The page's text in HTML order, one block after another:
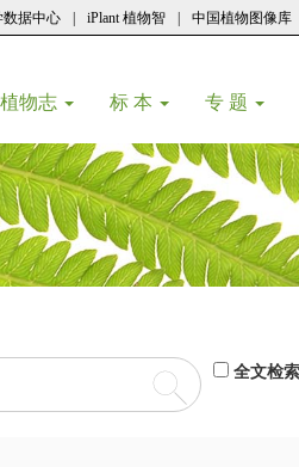
数据中心 iPlant 植物智 中国植物图像库
植物志 标 本 专 题
全文检索